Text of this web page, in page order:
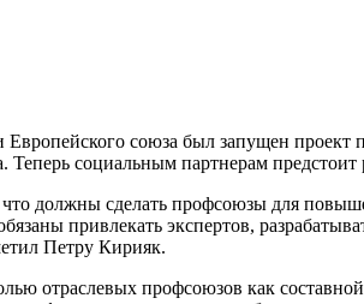
союза был за­пущен
социальным партнерам предстоит
должны сделать профсоюзы для
привлекать экспертов,
Петру Кирияк.
отраслевых профсоюзов как